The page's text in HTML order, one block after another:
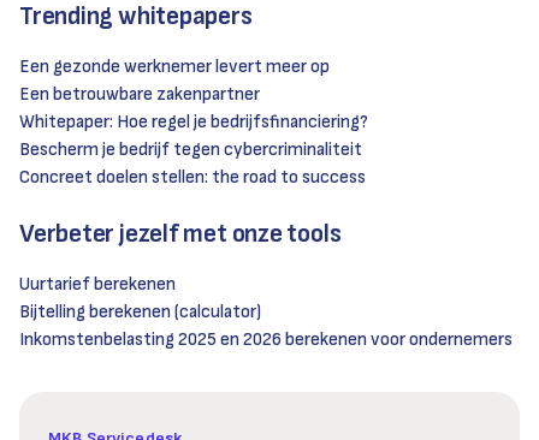
Trending whitepapers
Een gezonde werknemer levert meer op
Een betrouwbare zakenpartner
Whitepaper: Hoe regel je bedrijfsfinanciering?
Bescherm je bedrijf tegen cybercriminaliteit
Concreet doelen stellen: the road to success
Verbeter jezelf met onze tools
Uurtarief berekenen
Bijtelling berekenen (calculator)
Inkomstenbelasting 2025 en 2026 berekenen voor ondernemers